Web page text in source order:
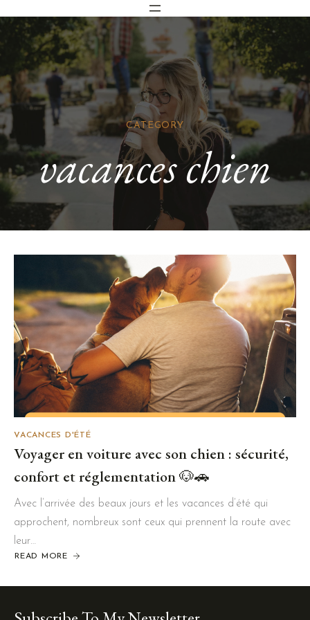
CATEGORY
vacances chien
VACANCES D'ÉTÉ
Voyager en voiture avec son chien : sécurité,
confort et réglementation 🐶🚗
Avec l’arrivée des beaux jours et les vacances d’été qui
approchent, nombreux sont ceux qui prennent la route avec
leur…
READ MORE
ABOUT
VOITURE
: